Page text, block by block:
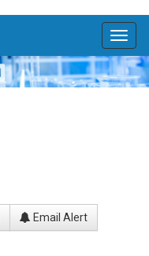
Email Alert